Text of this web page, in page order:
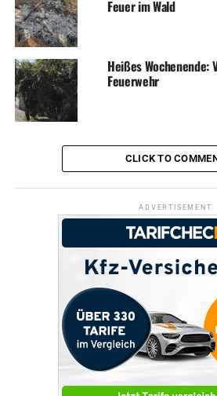
RELATED TOPICS:
UP NEXT
Wohnungseinbruch in
DON'T MISS
Samstag: Volmarsteiner Advent
Feuer im Wald
Heißes Wochenende:
Feuerwehr
CLICK TO
ADVERTISEMENT